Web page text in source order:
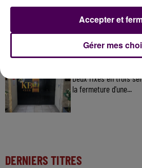
11 juillet 2026
Inscrivez-vous au
Kids !
Deux rixes en trois
la fermeture d'une...
DERNIERS TITRES
Gérer mes
Accepter et